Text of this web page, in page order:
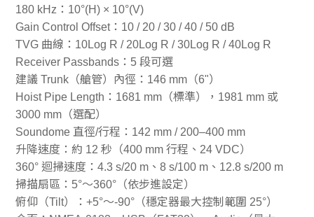
180 kHz：10°(H) × 10°(V)
Gain Control Offset：10 / 20 / 30 / 40 / 50 dB
TVG 曲線：10Log R / 20Log R / 30Log R / 40Log R
Receiver Passbands：5 段可選
建議 Trunk（艙管）內徑：146 mm（6"）
Hoist Pipe Length：1681 mm（標準），1981 mm 或
3000 mm（選配）
Soundome 直徑/行程：142 mm / 200–400 mm
升降速度：約 12 秒（400 mm 行程、24 VDC）
360° 迴掃速度：4.3 s/20 m、8 s/100 m、12.8 s/200 m
掃描扇區：5°～360°（依步進設定）
俯仰（Tilt）：+5°～-90°（穩定器最大控制範圍 25°）